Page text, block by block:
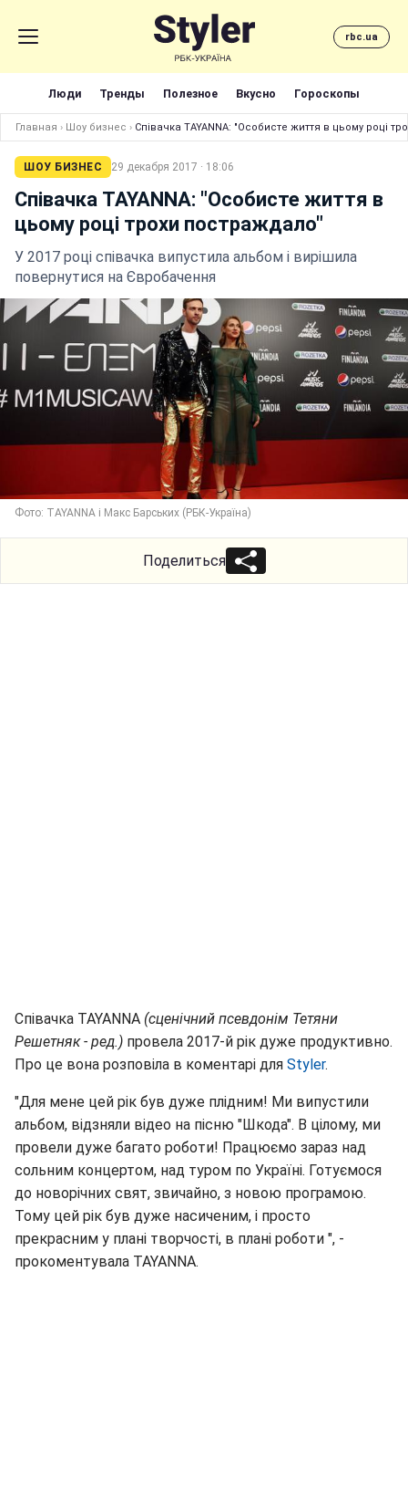
rbc.ua
Люди Тренды Полезное Вкусно Гороскопы
Главная › Шоу бизнес › Співачка TAYANNA: "Особисте життя в цьому році
ШОУ БИЗНЕС 29 декабря 2017 · 18:06
Співачка TAYANNA: "Особисте життя в
цьому році трохи постраждало"
У 2017 році співачка випустила альбом і вирішила
повернутися на Євробачення
Фото: TAYANNA і Макс Барських (РБК-Україна)
Поделиться
Співачка TAYANNA (сценічний псевдонім Тетяни
Решетняк - ред.) провела 2017-й рік дуже продуктивно.
Про це вона розповіла в коментарі для Styler.
"Для мене цей рік був дуже плідним! Ми випустили
альбом, відзняли відео на пісню "Шкода". В цілому, ми
провели дуже багато роботи! Працюємо зараз над
сольним концертом, над туром по Україні. Готуємося
до новорічних свят, звичайно, з новою програмою.
Тому цей рік був дуже насиченим, і просто
прекрасним у плані творчості, в плані роботи ", -
прокоментувала TAYANNA.